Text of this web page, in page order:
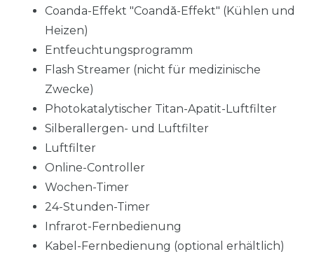
Coanda-Effekt "Coandă-Effekt" (Kühlen und
Heizen)
Entfeuchtungsprogramm
Flash Streamer (nicht für medizinische
Zwecke)
Photokatalytischer Titan-Apatit-Luftfilter
Silberallergen- und Luftfilter
Luftfilter
Online-Controller
Wochen-Timer
24-Stunden-Timer
Infrarot-Fernbedienung
Kabel-Fernbedienung (optional erhältlich)